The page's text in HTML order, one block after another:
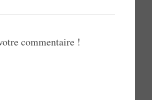
commentaire !